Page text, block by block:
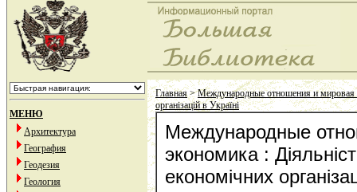
МЕНЮ
Архитектура
География
Геодезия
Геология
Главная>Международные отношения и мировая
організацій в Україні
Международные
экономика :
економічних